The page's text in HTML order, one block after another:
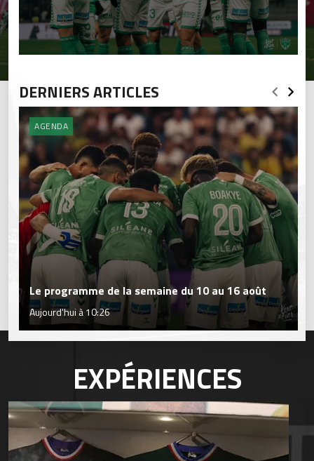
DERNIERS ARTICLES
AGENDA
Le programme de la semaine du 10 au 16 août
Aujourd'hui à 10:26
EXPÉRIENCES